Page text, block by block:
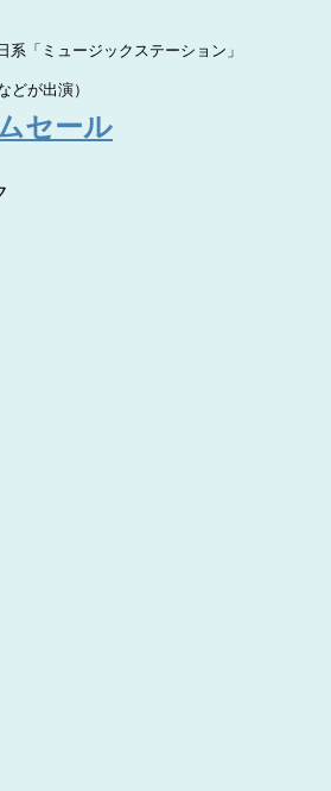
「ミュージックステーション」
どが出演）
セール